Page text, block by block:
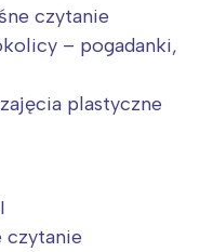
czytanie
– pogadanki,
plastyczne
czytanie